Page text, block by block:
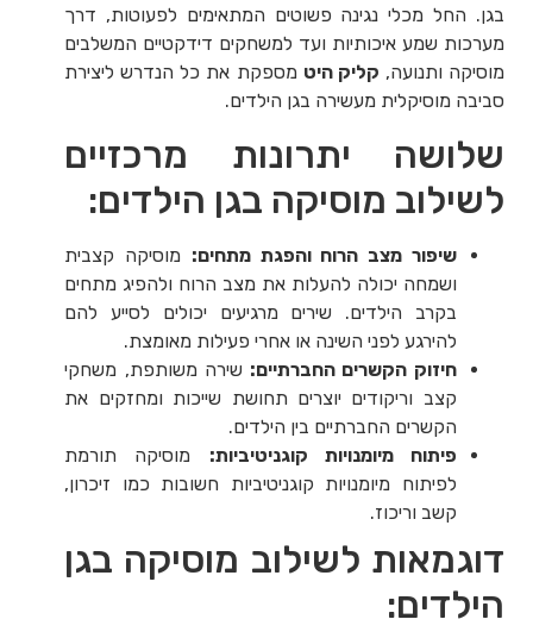
בגן. החל מכלי נגינה פשוטים המתאימים לפעוטות, דרך
מערכות שמע איכותיות ועד למשחקים דידקטיים המשלבים
מוסיקה ותנועה, קליק היט מספקת את כל הנדרש ליצירת
סביבה מוסיקלית מעשירה בגן הילדים.
שלושה יתרונות מרכזיים
לשילוב מוסיקה בגן הילדים:
שיפור מצב הרוח והפגת מתחים: מוסיקה קצבית
ושמחה יכולה להעלות את מצב הרוח ולהפיג מתחים
בקרב הילדים. שירים מרגיעים יכולים לסייע להם
להירגע לפני השינה או אחרי פעילות מאומצת.
חיזוק הקשרים החברתיים: שירה משותפת, משחקי
קצב וריקודים יוצרים תחושת שייכות ומחזקים את
הקשרים החברתיים בין הילדים.
פיתוח מיומנויות קוגניטיביות: מוסיקה תורמת
לפיתוח מיומנויות קוגניטיביות חשובות כמו זיכרון,
קשב וריכוז.
דוגמאות לשילוב מוסיקה בגן
הילדים: